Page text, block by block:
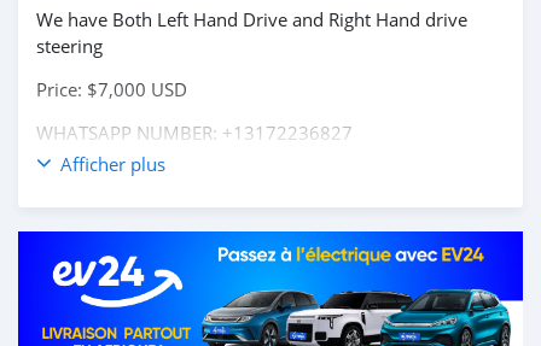
We have Both Left Hand Drive and Right Hand drive
steering
Price: $7,000 USD
WHATSAPP NUMBER: +13172236827
CONTACT EMAIL: lucansachezs@hotmail.com
Afficher plus